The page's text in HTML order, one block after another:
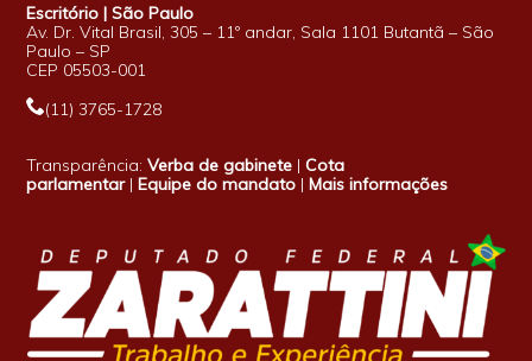
Escritório | São Paulo
Av. Dr. Vital Brasil, 305 – 11º andar, Sala 1101 Butantã – São
Paulo – SP
CEP 05503-001
(11) 3765-1728
Transparência:Verba de gabinete |Cota
parlamentar|Equipe do mandato |Mais informações